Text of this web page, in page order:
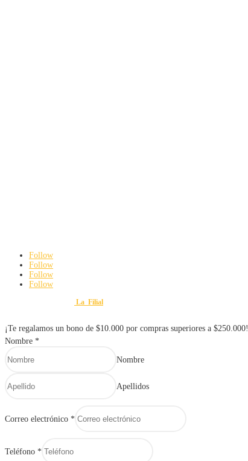
Follow
Follow
Follow
Follow
La_Filial
¡Te regalamos un bono de $10.000 por compras superiores a $250.000!
Nombre *
Nombre
Apellidos
Correo electrónico *
Teléfono *